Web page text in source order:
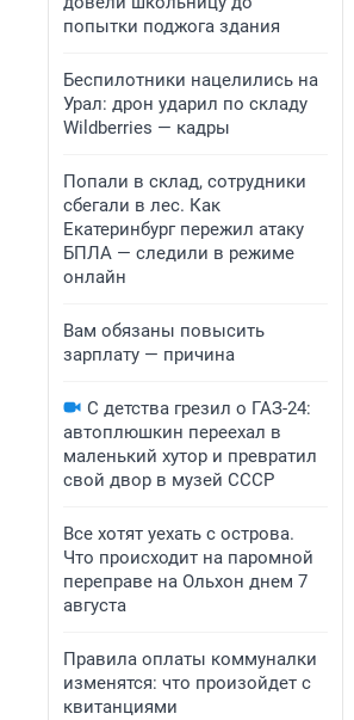
попытки поджога здания
Беспилотники нацелились на
Урал: дрон ударил по складу
Wildberries — кадры
Попали в склад, сотрудники
сбегали в лес. Как
Екатеринбург пережил атаку
БПЛА — следили в режиме
онлайн
Вам обязаны повысить
зарплату — причина
С детства грезил о ГАЗ-24:
автоплюшкин переехал в
маленький хутор и превратил
свой двор в музей СССР
Все хотят уехать с острова.
Что происходит на паромной
переправе на Ольхон днем 7
августа
Правила оплаты коммуналки
изменятся: что произойдет с
квитанциями